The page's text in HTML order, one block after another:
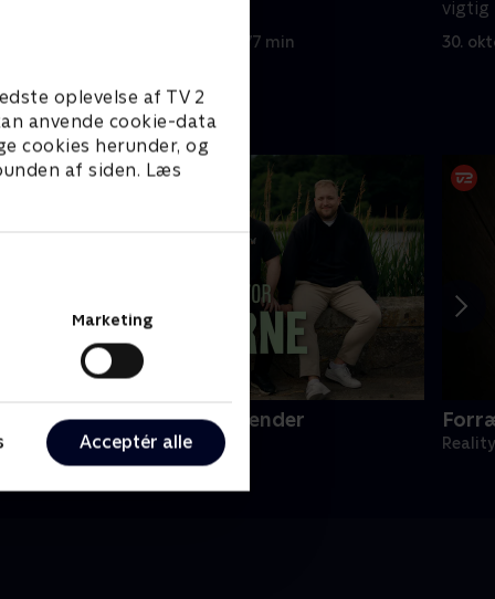
oplevelse af TV 2
anvende cookie-data
cookies herunder, og
af siden. Læs
Marketing
Acceptér alle
30. oktober 2025 • 77 min
vigtig
30.
Kærlighed hvor kragerne vender
• 8 sæsoner